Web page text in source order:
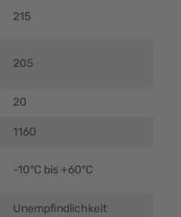
215
205
20
1160
-10°C bis +60°C
Unempfindlichkeit